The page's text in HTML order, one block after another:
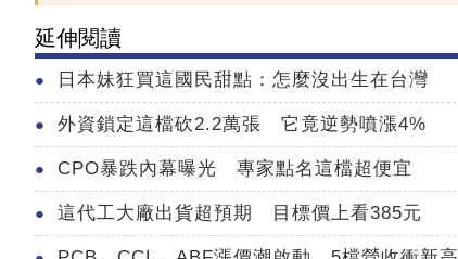
延伸閱讀
日本妹狂買這國民甜點：怎麼沒出生在台灣
外資鎖定這檔砍2.2萬張 它竟逆勢噴漲4%
CPO暴跌內幕曝光 專家點名這檔超便宜
這代工大廠出貨超預期 目標價上看385元